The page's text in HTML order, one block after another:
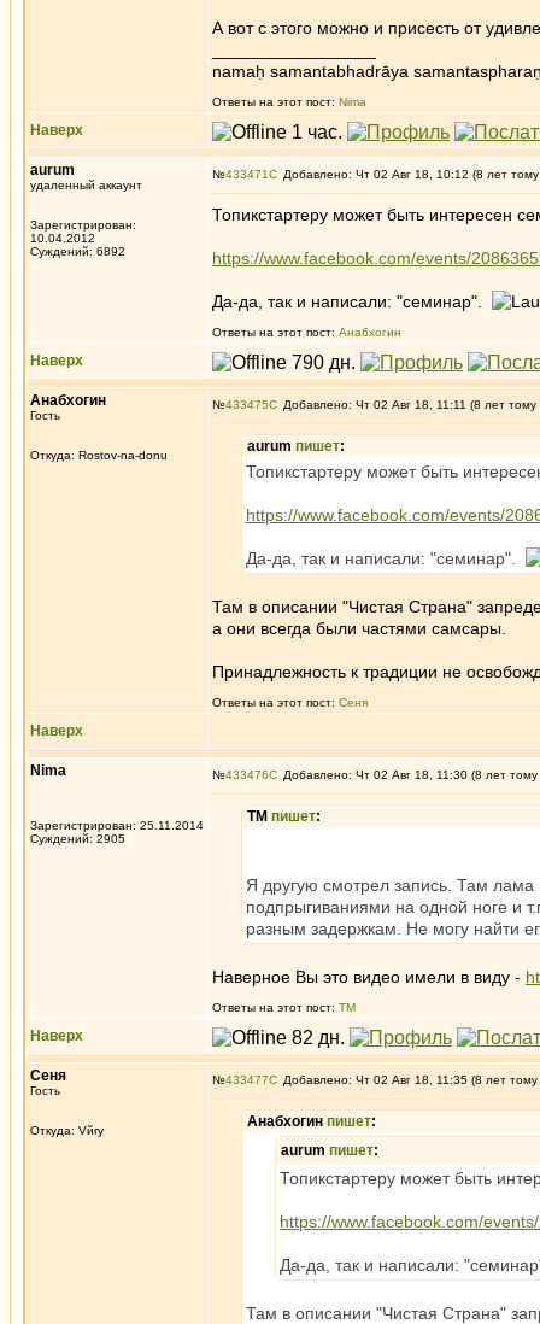
А вот с этого можно и присесть от
namaḥ samantabhadrāya
Ответы на этот пост: Nima
Наверх
aurum
удаленный аккаунт
Зарегистрирован:
10.04.2012
Суждений: 6892
№433471 Добавлено: Чт 02 Авг 18, 10:12 (8 лет
Топикстартеру может быть интересен
https://www.facebook.com/events/
Да-да, так и написали: "семинар".
Ответы на этот пост: Анабхогин
Наверх
Анабхогин
Гость
Откуда: Rostov-na-donu
№433475 Добавлено: Чт 02 Авг 18, 11:11 (8 лет тому
aurum пишет:
Топикстартеру может быть
https://www.facebook.com/events/
Да-да, так и написали: "семинар".
Там в описании "Чистая Страна"
а они всегда были частями самсары.
Принадлежность к традиции не
Ответы на этот пост: Сеня
Наверх
Nima
Зарегистрирован: 25.11.2014
Суждений: 2905
№433476 Добавлено: Чт 02 Авг 18, 11:30 (8 лет тому
ТМ пишет:
Я другую смотрел запись. Там
подпрыгиваниями на одной ноге и
разным задержкам. Не могу найти
Наверное Вы это видео имели в виду -
Ответы на этот пост: ТМ
Наверх
Сеня
Гость
Откуда: Vйry
№433477 Добавлено: Чт 02 Авг 18, 11:35 (8 лет тому
Анабхогин пишет:
aurum пишет:
Топикстартеру может быть
https://www.facebook.com/
Да-да, так и написали:
Там в описании "Чистая Страна"